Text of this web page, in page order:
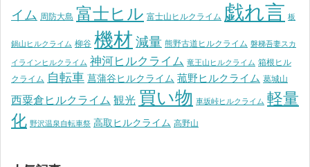
イム 周防大島 富士ヒル 富士山ヒルクライム 戯れ言 板
鍋山ヒルクライム 柳谷 機材 減量 熊野古道ヒルクライム 磐梯吾妻スカ
イラインヒルクライム 神河ヒルクライム 竜王山ヒルクライム 箱根ヒル
クライム 自転車 菖蒲谷ヒルクライム 菰野ヒルクライム 葛城山
西粟倉ヒルクライム 観光 買い物 車坂峠ヒルクライム 軽量
化 野沢温泉自転車祭 高取ヒルクライム 高野山